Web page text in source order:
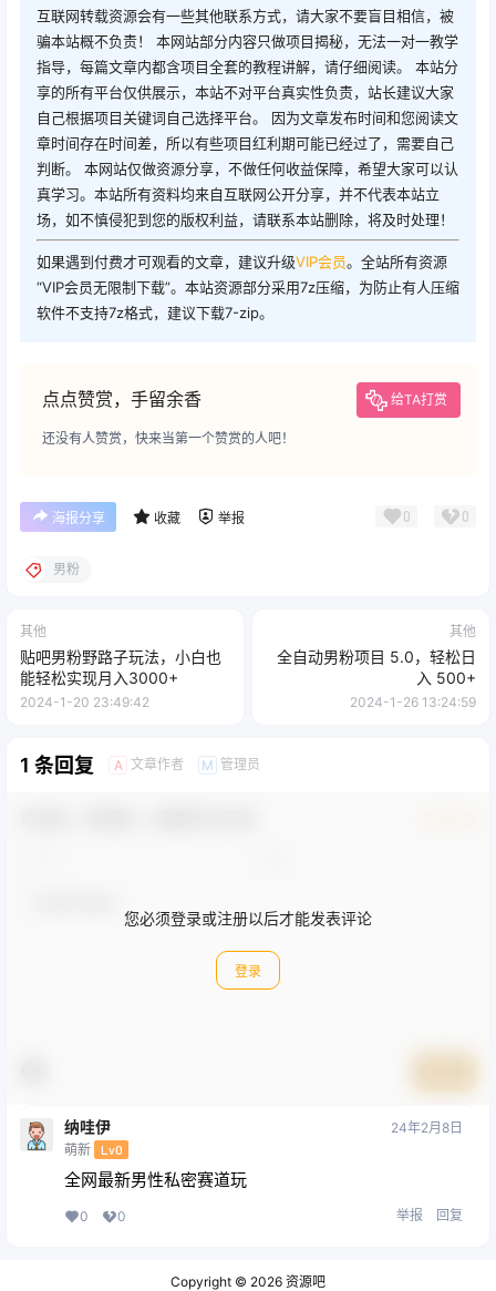
互联网转载资源会有一些其他联系方式，请大家不要盲目相信，被
骗本站概不负责！ 本网站部分内容只做项目揭秘，无法一对一教学
指导，每篇文章内都含项目全套的教程讲解，请仔细阅读。 本站分
享的所有平台仅供展示，本站不对平台真实性负责，站长建议大家
自己根据项目关键词自己选择平台。 因为文章发布时间和您阅读文
章时间存在时间差，所以有些项目红利期可能已经过了，需要自己
判断。 本网站仅做资源分享，不做任何收益保障，希望大家可以认
真学习。本站所有资料均来自互联网公开分享，并不代表本站立
场，如不慎侵犯到您的版权利益，请联系本站删除，将及时处理！
如果遇到付费才可观看的文章，建议升级VIP会员。全站所有资源
“VIP会员无限制下载”。本站资源部分采用7z压缩，为防止有人压缩
软件不支持7z格式，建议下载7-zip。
点点赞赏，手留余香 给TA打赏
还没有人赞赏，快来当第一个赞赏的人吧！
海报分享 收藏 举报 0 0
男粉
其他
贴吧男粉野路子玩法，小白也
能轻松实现月入3000+
2024-1-20 23:49:42
其他
全自动男粉项目 5.0，轻松日
入 500+
2024-1-26 13:24:59
1 条回复 A 文章作者 M 管理员
您必须登录或注册以后才能发表评论
登录
纳哇伊
萌新 Lv0
24年2月8日
全网最新男性私密赛道玩
0 0 举报 回复
Copyright © 2026 资源吧